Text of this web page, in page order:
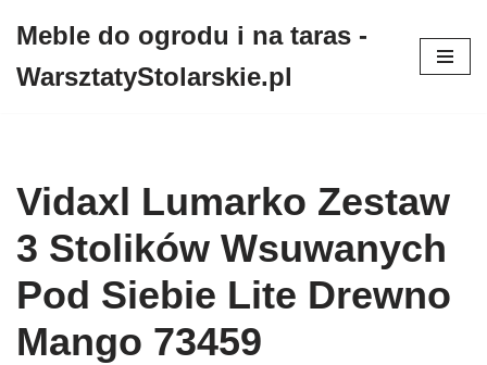
do
Meble do ogrodu i na taras -
WarsztatyStolarskie.pl
Vidaxl Lumarko Zestaw
3 Stolików Wsuwanych
Pod Siebie Lite Drewno
Mango 73459